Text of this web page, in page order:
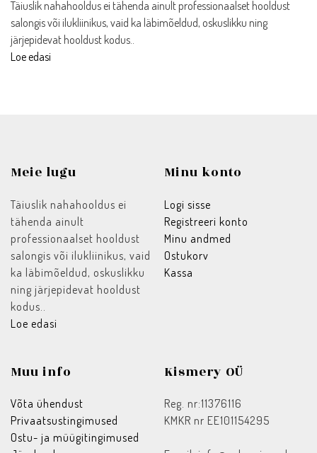
Täiuslik nahahooldus ei tähenda ainult professionaalset hooldust
salongis või ilukliinikus, vaid ka läbimõeldud, oskuslikku ning
järjepidevat hooldust kodus..
Loe edasi
Meie lugu
Täiuslik nahahooldus ei
tähenda ainult
professionaalset hooldust
salongis või ilukliinikus, vaid
ka läbimõeldud, oskuslikku
ning järjepidevat hooldust
kodus..
Loe edasi
Minu konto
Logi sisse
Registreeri konto
Minu andmed
Ostukorv
Kassa
Muu info
Võta ühendust
Privaatsustingimused
Ostu- ja müügitingimused
Kismery OÜ
Reg. nr:11376116
KMKR nr EE101154295